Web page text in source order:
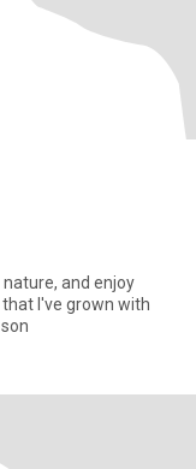
nature, and enjoy
I've grown with